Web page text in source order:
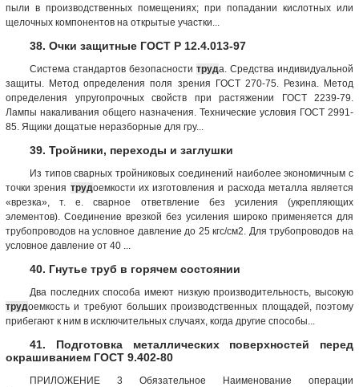
пыли в производственных помещениях; при попадании кислотных или
щелочных компонентов на открытые участки...
38. Очки защитные ГОСТ Р 12.4.013-97
Система стандартов безопасности труда. Средства индивидуальной
защиты. Метод определения поля зрения ГОСТ 270-75. Резина. Метод
определения упругопрочных свойств при растяжении ГОСТ 2239-79.
Лампы накаливания общего назначения. Технические условия ГОСТ 2991-
85. Ящики дощатые неразборные для гру...
39. Тройники, переходы и заглушки
Из типов сварных тройниковых соединений наиболее экономичным с
точки зрения трудоемкости их изготовления и расхода металла является
«врезка», т. е. сварное ответвление без усиления (укрепляющих
элементов). Соединение врезкой без усиления широко применяется для
трубопроводов на условное давление до 25 кгс/см2. Для трубопроводов на
условное давление от 40 ...
40. Гнутье труб в горячем состоянии
Два последних способа имеют низкую производительность, высокую
трудоемкость и требуют больших производственных площадей, поэтому
прибегают к ним в исключительных случаях, когда другие способы...
41. Подготовка металлических поверхностей перед
окрашиванием ГОСТ 9.402-80
ПРИЛОЖЕНИЕ 3 Обязательное Наименование операции